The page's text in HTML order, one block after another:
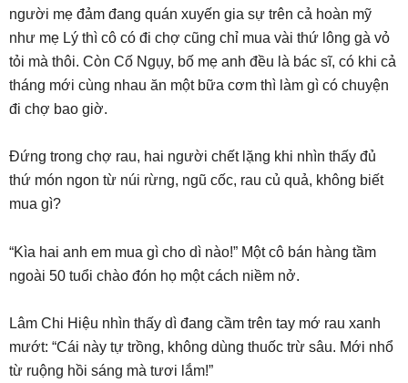
người mẹ đảm đang quán xuyến gia sự trên cả hoàn mỹ
như mẹ Lý thì cô có đi chợ cũng chỉ mua vài thứ lông gà vỏ
tỏi mà thôi. Còn Cố Ngụy, bố mẹ anh đều là bác sĩ, có khi cả
tháng mới cùng nhau ăn một bữa cơm thì làm gì có chuyện
đi chợ bao giờ.
Đứng trong chợ rau, hai người chết lặng khi nhìn thấy đủ
thứ món ngon từ núi rừng, ngũ cốc, rau củ quả, không biết
mua gì?
“Kìa hai anh em mua gì cho dì nào!” Một cô bán hàng tầm
ngoài 50 tuổi chào đón họ một cách niềm nở.
Lâm Chi Hiệu nhìn thấy dì đang cầm trên tay mớ rau xanh
mướt: “Cái này tự trồng, không dùng thuốc trừ sâu. Mới nhổ
từ ruộng hồi sáng mà tươi lắm!”